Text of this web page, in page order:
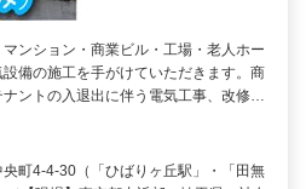
ンション・商業ビル・工場・老人ホー
備の施工を手がけていただきます。商
ントの入退出に伴う電気工事、改修…
町4-4-30（「ひばりヶ丘駅」・「田無